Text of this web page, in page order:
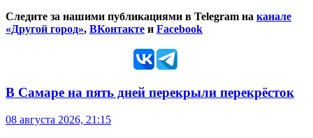
Следите за нашими публикациями в Telegram на канале
«Другой город», ВКонтакте и Facebook
В Самаре на пять дней перекрыли перекрёсток
08 августа 2026, 21:15